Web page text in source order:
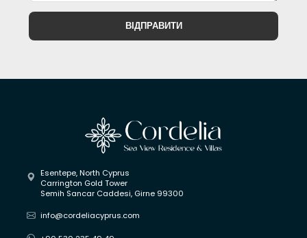
ВІДПРАВИТИ
Esentepe, North Cyprus
Carrington Gold Tower
Semih Sancar Caddesi, Girne 99300
info@cordeliacyprus.com